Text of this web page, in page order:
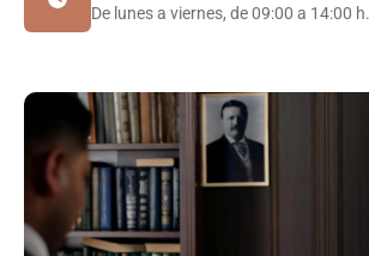
De lunes a viernes, de 09:00 a 14:00 h.